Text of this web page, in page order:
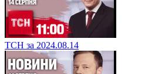
ТСН за 2024.08.14